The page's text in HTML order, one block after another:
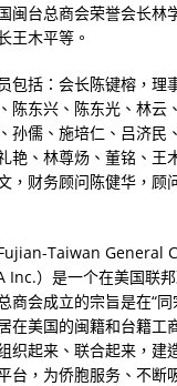
闽台总商会荣誉会长林
王木平等。
包括：会长陈键榕，理
陈东兴、陈东光、林云
孙儒、施培仁、吕济民
艳、林尊炀、董铭、王
，财务顾问陈健华，顾
Taiwan General
Inc.）是一个在美国联
商会成立的宗旨是在“
在美国的闽籍和台籍工
织起来、联合起来，建
台，为侨胞服务、不断